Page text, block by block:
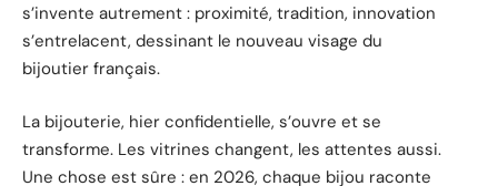
s’invente autrement : proximité, tradition, innovation
s’entrelacent, dessinant le nouveau visage du
bijoutier français.
La bijouterie, hier confidentielle, s’ouvre et se
transforme. Les vitrines changent, les attentes aussi.
Une chose est sûre : en 2026, chaque bijou raconte